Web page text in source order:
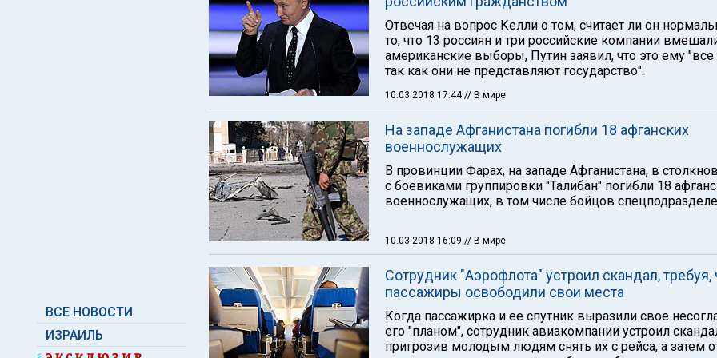
ВСЕ НОВОСТИ
ИЗРАИЛЬ
Отвечая на вопрос Келли о том, считает ли он
то, что 13 россиян и три российские компании
американские выборы, Путин заявил, что это ему "все
так как они не представляют государство".
10.03.2018 17:44// В мире
На западе Афганистана погибли 18 афганских
военнослужащих
В провинции Фарах, на западе Афганистана, в
с боевиками группировки "Талибан" погибли 18
военнослужащих, в том числе бойцов
10.03.2018 16:09 // В мире
Сотрудник "Аэрофлота" устроил скандал,
пассажиры освободили свои места
Когда пассажирка и ее спутник выразили свое
его "планом", сотрудник авиакомпании устроил
пригрозив молодым людям снять их с рейса, а затем